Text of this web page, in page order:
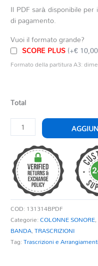
Il PDF sarà disponibile
di pagamento.
Vuoi il formato grande?
SCORE PLUS(+€
Formato della partitura A3:
Total
MEMORY
quantità
COD: 131314BPDF
Categorie:COLONNE SONORE,
BANDA,TRASCRIZIONI
Tag:Trascrizioni e Arrangiamenti